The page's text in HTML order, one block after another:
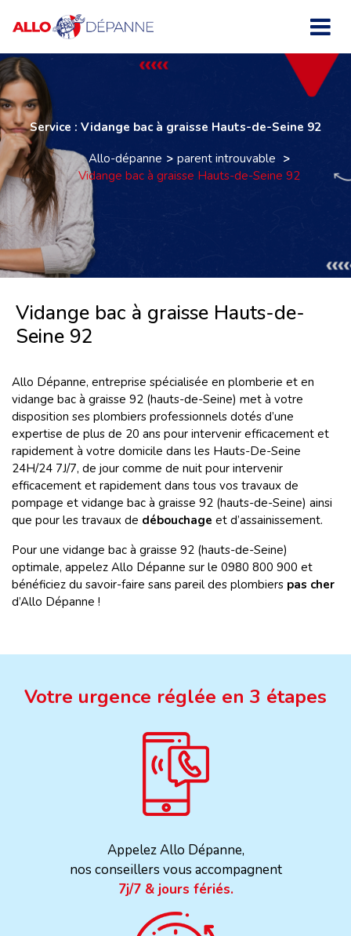
Service : Vidange bac à graisse Hauts-de-Seine 92
Allo-dépanne
parent introuvable
Vidange bac à graisse Hauts-de-Seine 92
Vidange bac à graisse Hauts-de-
Seine 92
Allo Dépanne, entreprise spécialisée en plomberie et en
vidange bac à graisse 92 (hauts-de-Seine) met à votre
disposition ses plombiers professionnels dotés d’une
expertise de plus de 20 ans pour intervenir efficacement et
rapidement à votre domicile dans les Hauts-De-Seine
24H/24 7J/7, de jour comme de nuit pour intervenir
efficacement et rapidement dans tous vos travaux de
pompage et vidange bac à graisse 92 (hauts-de-Seine) ainsi
que pour les travaux de débouchage et d’assainissement.
Pour une vidange bac à graisse 92 (hauts-de-Seine)
optimale, appelez Allo Dépanne sur le 0980 800 900 et
bénéficiez du savoir-faire sans pareil des plombiers pas cher
d’Allo Dépanne !
Votre urgence réglée en 3 étapes
Appelez Allo Dépanne,
nos conseillers vous accompagnent
7j/7 & jours fériés.